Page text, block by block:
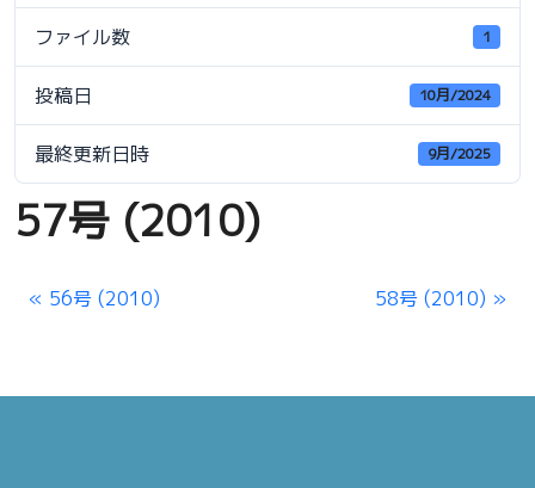
ファイル数 1
投稿日 10月/2024
最終更新日時 9月/2025
57号 (2010)
56号 (2010) 58号 (2010)